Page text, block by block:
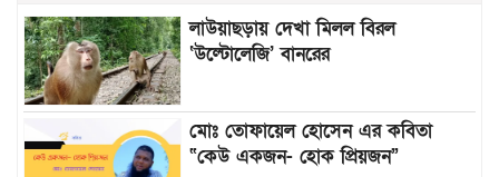
লাউয়াছড়ায় দেখা মিলল বিরল
‘উল্টোলেজি’ বানরের
মোঃ তোফায়েল হোসেন এর কবিতা
“কেউ একজন- হোক প্রিয়জন”